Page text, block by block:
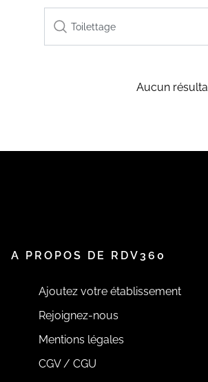
Aucun
A PROPOS DE RDV360
Ajoutez votre établissement
Rejoignez-nous
Mentions légales
CGV / CGU